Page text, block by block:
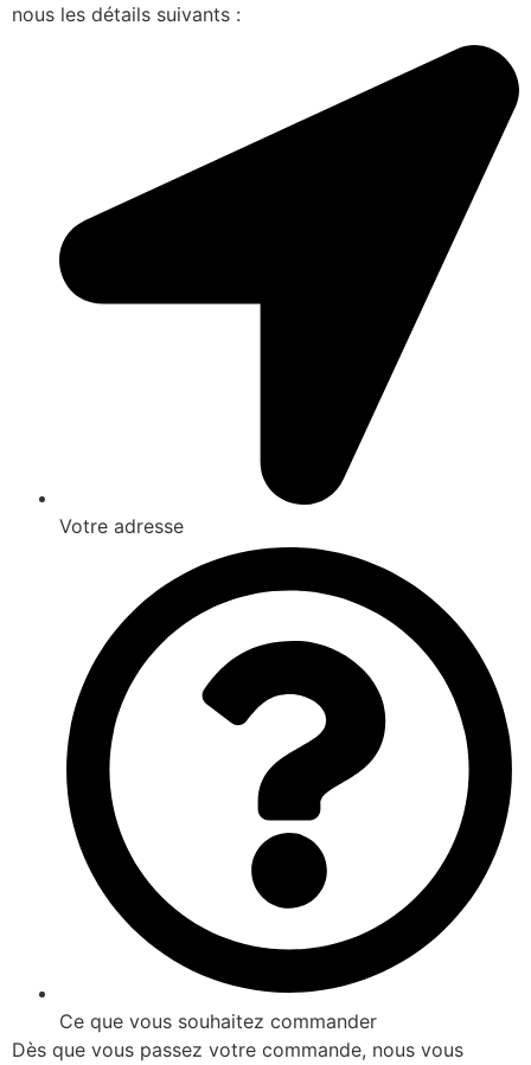
nous les détails suivants :
Votre adresse
Ce que vous souhaitez commander
Dès que vous passez votre commande, nous vous